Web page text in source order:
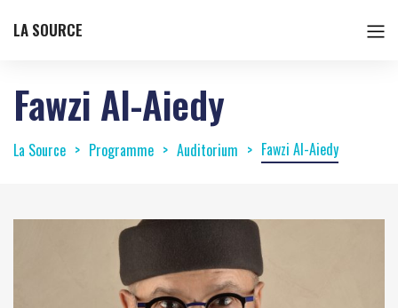
LA SOURCE
Fawzi Al-Aiedy
La Source Programme Auditorium Fawzi Al-Aiedy